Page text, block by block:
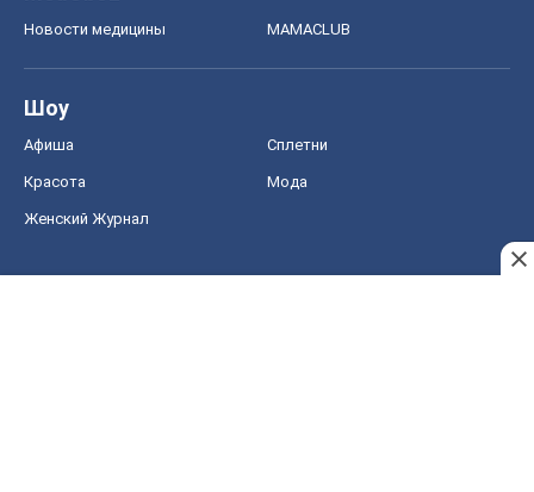
Новости медицины MAMACLUB
Шоу
Афиша Сплетни
Красота Мода
Женский Журнал